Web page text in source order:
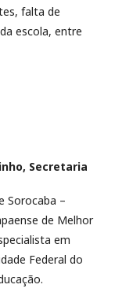
falta de
escola, entre
Secretaria
Sorocaba –
de Melhor
em
Federal do